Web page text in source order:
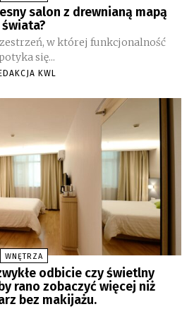
salon z drewnianą mapą
świata?
w której funkcjonalność
się...
KWL
WNĘTRZA
odbicie czy świetlny
rano zobaczyć więcej niż
bez makijażu.